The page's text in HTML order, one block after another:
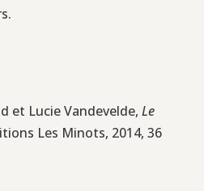
et Lucie Vandevelde, Le
Les Minots, 2014, 36